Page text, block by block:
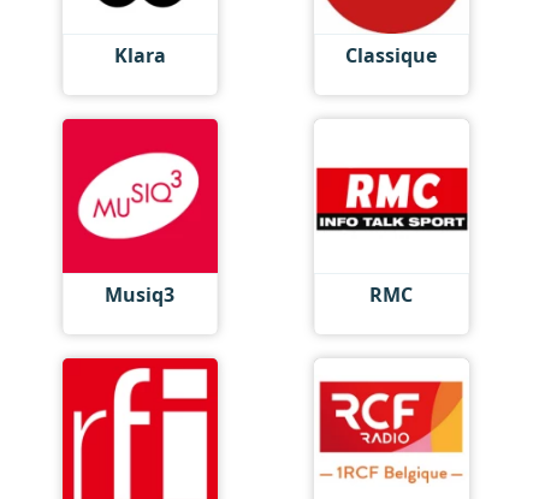
Klara Classique
Musiq3 RMC